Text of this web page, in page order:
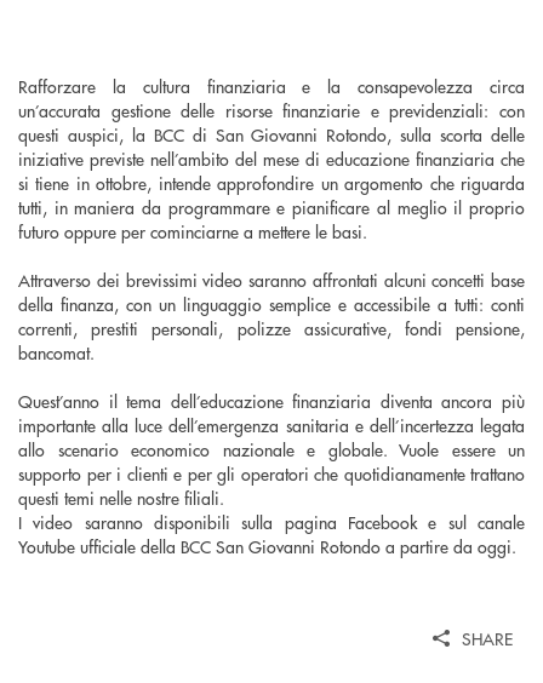
Rafforzare la cultura finanziaria e la consapevolezza circa
un’accurata gestione delle risorse finanziarie e previdenziali: con
questi auspici, la BCC di San Giovanni Rotondo, sulla scorta delle
iniziative previste nell’ambito del mese di educazione finanziaria che
si tiene in ottobre, intende approfondire un argomento che riguarda
tutti, in maniera da programmare e pianificare al meglio il proprio
futuro oppure per cominciarne a mettere le basi.
Attraverso dei brevissimi video saranno affrontati alcuni concetti base
della finanza, con un linguaggio semplice e accessibile a tutti: conti
correnti, prestiti personali, polizze assicurative, fondi pensione,
bancomat.
Quest’anno il tema dell’educazione finanziaria diventa ancora più
importante alla luce dell’emergenza sanitaria e dell’incertezza legata
allo scenario economico nazionale e globale. Vuole essere un
supporto per i clienti e per gli operatori che quotidianamente trattano
questi temi nelle nostre filiali.
I video saranno disponibili sulla pagina Facebook e sul canale
Youtube ufficiale della BCC San Giovanni Rotondo a partire da oggi.
SHARE